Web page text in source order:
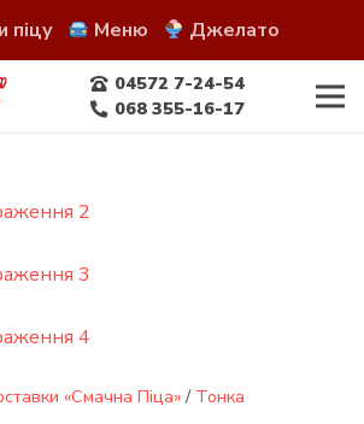
піцу Меню Джелато
04572 7-24-54
068 355-16-17
«Смачна Піца» / Тонка